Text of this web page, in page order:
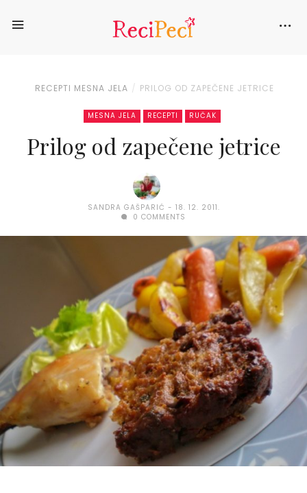
RECEPTI MESNA JELA PRILOG OD ZAPEČENE JETRICE
MESNA JELA RECEPTI RUČAK
Prilog od zapečene jetrice
SANDRA GAŠPARIĆ
18. 12. 2011.
0 COMMENTS